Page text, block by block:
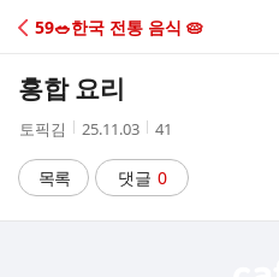
C
59🥗한국 전통 음식 🥧
홍합 요리
작
자
토픽김
작
시
간
25.11.03
조
수
41
목록 댓글 0